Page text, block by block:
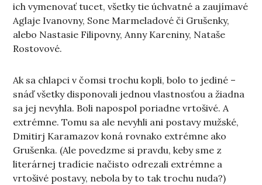
ich vymenovať tucet, všetky tie úchvatné a zaujímavé
Aglaje Ivanovny, Sone Marmeladové či Grušenky,
alebo Nastasie Filipovny, Anny Kareniny, Nataše
Rostovové.
Ak sa chlapci v čomsi trochu kopli, bolo to jediné –
snáď všetky disponovali jednou vlastnosťou a žiadna
sa jej nevyhla. Boli napospol poriadne vrtošivé. A
extrémne. Tomu sa ale nevyhli ani postavy mužské,
Dmitirj Karamazov koná rovnako extrémne ako
Grušenka. (Ale povedzme si pravdu, keby sme z
literárnej tradície načisto odrezali extrémne a
vrtošivé postavy, nebola by to tak trochu nuda?)